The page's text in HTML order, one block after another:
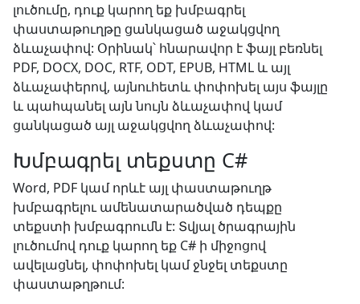
լուծումը, դուք կարող եք խմբագրել
փաստաթուղթը ցանկացած աջակցվող
ձևաչափով: Օրինակ՝ հնարավոր է ֆայլ բեռնել
PDF, DOCX, DOC, RTF, ODT, EPUB, HTML և այլ
ձևաչափերով, այնուհետև փոփոխել այս ֆայլը
և պահպանել այն նույն ձևաչափով կամ
ցանկացած այլ աջակցվող ձևաչափով:
Խմբագրել տեքստը C#
Word, PDF կամ որևէ այլ փաստաթուղթ
խմբագրելու ամենատարածված դեպքը
տեքստի խմբագրումն է: Տվյալ ծրագրային
լուծումով դուք կարող եք C# ի միջոցով
ավելացնել, փոփոխել կամ ջնջել տեքստը
փաստաթղթում: